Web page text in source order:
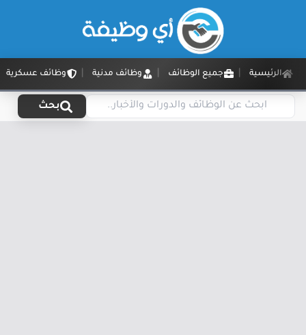
الرئيسية جميع الوظائف وظائف مدنية وظائف عسكرية
بحث